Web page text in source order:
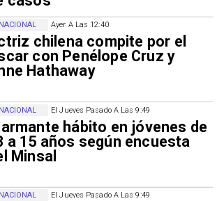
Ayer A Las 12:40
chilena compite por el
con Penélope Cruz y
Hathaway
NACIONAL
El Jueves Pasado A Las 9:49
hábito en jóvenes de
a 15 años según encuesta
Minsal
NACIONAL
El Jueves Pasado A Las 9:49
NACIONAL